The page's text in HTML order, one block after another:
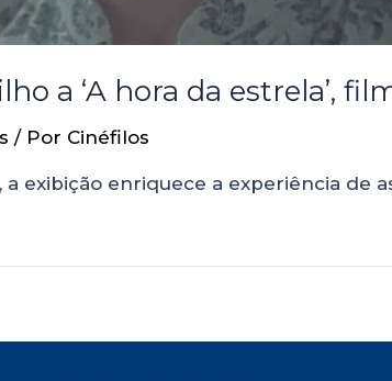
a ‘A hora da estrela’,
/ Por Cinéfilos
exibição enriquece a experiência de